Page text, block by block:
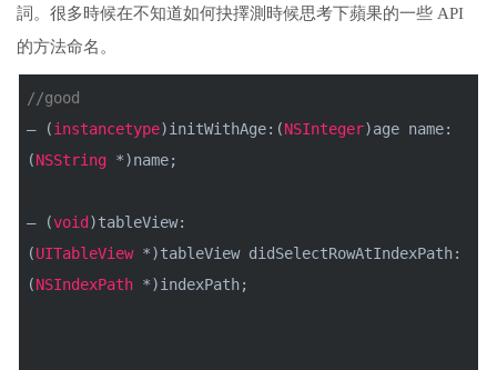
詞。很多時候在不知道如何抉擇測時候思考下蘋果的一些 API
的方法命名。
//good
– (instancetype)initWithAge:(NSInteger)age name:
(NSString *)name;
– (void )tableView:
(UITableView*)tableView didSelectRowAtIndexPath:
(NSIndexPath *)indexPath;